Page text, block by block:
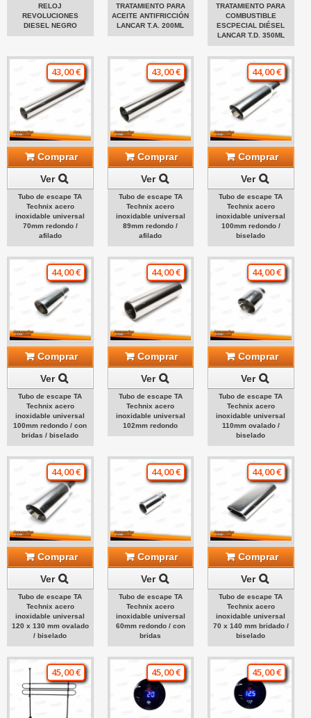
RELOJ
REVOLUCIONES
DIESEL NEGRO
TRATAMIENTO PARA
ACEITE ANTIFRICCIÓN
LANCAR T.A. 200ML
TRATAMIENTO PARA
COMBUSTIBLE
ESCPECIAL DIÉSEL
LANCAR T.D. 350ML
43,00 €
Comprar
Ver
Tubo de escape TA
Technix acero
inoxidable universal
70mm redondo /
afilado
43,00 €
Comprar
Ver
Tubo de escape TA
Technix acero
inoxidable universal
89mm redondo /
afilado
44,00 €
Comprar
Ver
Tubo de escape TA
Technix acero
inoxidable universal
100mm redondo /
biselado
44,00 €
Comprar
Ver
Tubo de escape TA
Technix acero
inoxidable universal
100mm redondo / con
bridas / biselado
44,00 €
Comprar
Ver
Tubo de escape TA
Technix acero
inoxidable universal
102mm redondo
44,00 €
Comprar
Ver
Tubo de escape TA
Technix acero
inoxidable universal
110mm ovalado /
biselado
44,00 €
Comprar
Ver
Tubo de escape TA
Technix acero
inoxidable universal
120 x 130 mm ovalado
/ biselado
44,00 €
Comprar
Ver
Tubo de escape TA
Technix acero
inoxidable universal
60mm redondo / con
bridas
44,00 €
Comprar
Ver
Tubo de escape TA
Technix acero
inoxidable universal
70 x 140 mm bridado /
biselado
45,00 € 45,00 € 45,00 €